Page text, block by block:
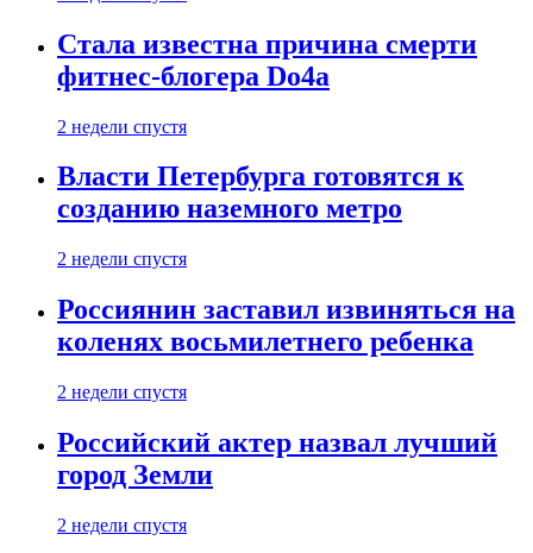
Стала известна причина смерти
фитнес-блогера Do4а
2 недели спустя
Власти Петербурга готовятся к
созданию наземного метро
2 недели спустя
Россиянин заставил извиняться на
коленях восьмилетнего ребенка
2 недели спустя
Российский актер назвал лучший
город Земли
2 недели спустя